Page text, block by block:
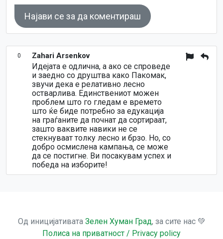
Најави се за да коментираш
0 Zahari Arsenkov
Идејата е одлична, а ако се спроведе
и заедно со друштва како Пакомак,
звучи дека е релативно лесно
остварлива. Единствениот можен
проблем што го гледам е времето
што ќе биде потребно за едукација
на граѓаните да почнат да сортираат,
зашто ваквите навики не се
стекнуваат толку лесно и брзо. Но, со
добро осмислена кампања, се може
да се постигне. Ви посакувам успех и
победа на изборите!
Од иницијативата Зелен Хуман Град, за сите нас 💚
Полиса на приватност / Privacy policy